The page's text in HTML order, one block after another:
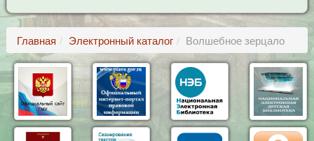
Главная Электронный каталог Волшебное зерцало